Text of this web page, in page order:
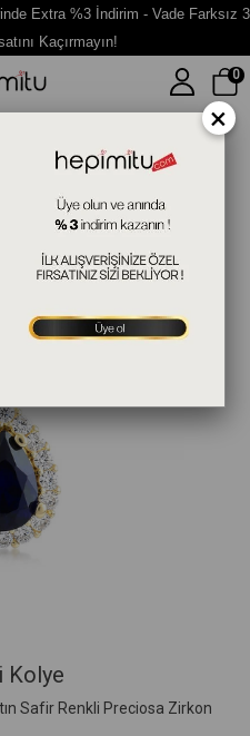
Extra %3 İndirim - Vade Farksız 3
Kaçırmayın!
0
Kolye
Safir Renkli Preciosa Zirkon
×